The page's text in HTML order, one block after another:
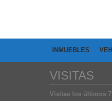
INMUEBLES
VISITAS
Visitas los últimos